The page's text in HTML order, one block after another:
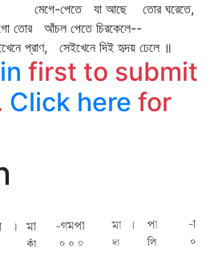
যা আছে তোর ঘরেতে,
চিরকেলে--
প্রাণ, সেইখেনে দিই হৃদয় ঢেলে ॥
first to submit
Click here for